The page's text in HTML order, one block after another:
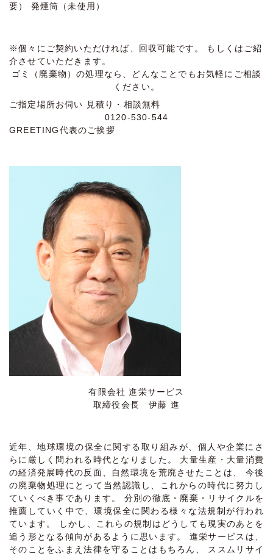
要）
発煙筒（未使用）
※個々にご契約いただければ、回収可能です。 もしくはご紹
介させていただきます。
ゴミ（廃棄物）の処理なら、どんなことでもお気軽にご相談
ください。
ご指定場所お伺い
見積り・相談無料
0120-530-544
GREETING代表のご挨拶
有限会社 進栄サービス
取締役会長伊藤 進
近年、地球環境の保全に関する取り組みが、個人や企業にさ
らに厳しく問われる時代となりました。
大量生産・大量消費
の経済発展時代の反面、自然環境を荒廃させたことは、
今後
の廃棄物処理にとって当然認識し、これからの時代に努力し
ていくべき事であります。
分別の徹底・廃棄・リサイクルを
推薦していく中で、環境保全に関わる様々な法規制が行われ
ています。
しかし、これらの規制はどうしても現実のあとを
追う形となる傾向があるように思います。
進栄サービスは、
そのことをふまえ法律を守ることはもちろん、
ススムリサイ